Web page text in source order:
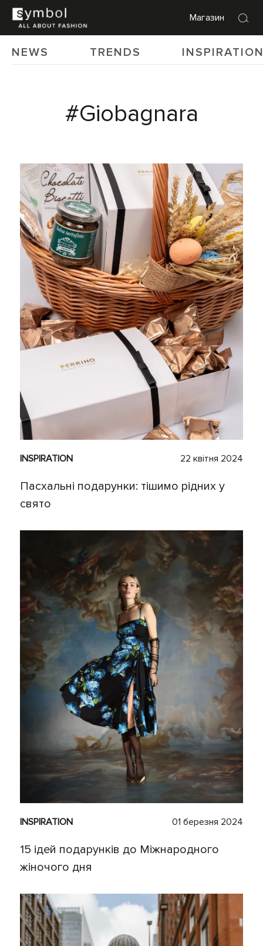
Магазин
NEWS TRENDS
#Giobagnara
INSPIRATION 22 квітня 2024
Пасхальні подарунки: тішимо рідних у
свято
INSPIRATION 01 березня 2024
15 ідей подарунків до Міжнародного
жіночого дня